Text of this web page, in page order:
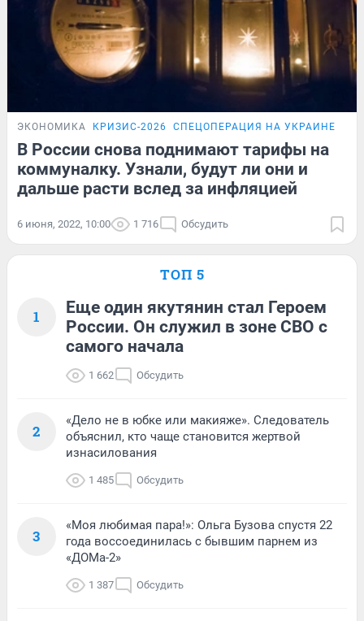
ЭКОНОМИКА КРИЗИС-2026 СПЕЦОПЕРАЦИЯ НА УКРАИНЕ
В России снова поднимают тарифы на
коммуналку. Узнали, будут ли они и
дальше расти вслед за инфляцией
6 июня, 2022, 10:00 1 716 Обсудить
ТОП 5
1
Еще один якутянин стал Героем
России. Он служил в зоне СВО с
самого начала
1 662 Обсудить
2
«Дело не в юбке или макияже». Следователь
объяснил, кто чаще становится жертвой
изнасилования
1 485 Обсудить
3
«Моя любимая пара!»: Ольга Бузова спустя 22
года воссоединилась с бывшим парнем из
«ДОМа-2»
1 387 Обсудить